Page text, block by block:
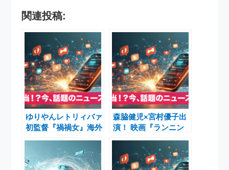
関連投稿:
ゆりやんレトリィバァ
初監督『禍禍女』海外
2026年2月6日公開へ
森脇健児×宮村優子出
演！ 映画『ランニン
特別映像解禁